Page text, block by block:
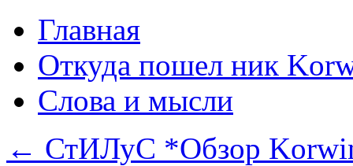
Главная
Откуда пошел ник
Слова и мысли
← СтИЛуС *Обзор